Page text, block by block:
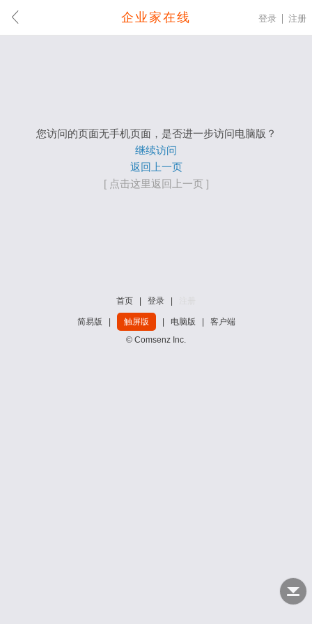
企业家在线 登录 注册
您访问的页面无手机页面，是否进一步访问电脑版？
继续访问
返回上一页
[ 点击这里返回上一页 ]
首页 登录
简易版 触屏版 电脑版
客户端
© Comsenz Inc.